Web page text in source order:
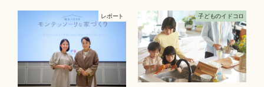
レポート ⼦どものイドコロ